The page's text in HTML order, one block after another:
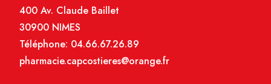
400 Av. Claude Baillet
30900 NIMES
Téléphone: 04.66.67.26.89
pharmacie.capcostieres@orange.fr